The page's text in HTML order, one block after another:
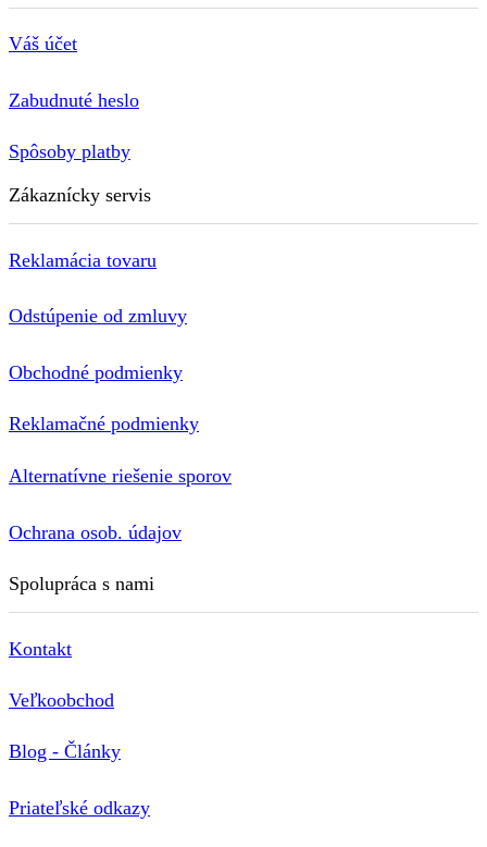
Váš účet
Zabudnuté heslo
Spôsoby platby
Zákaznícky servis
Reklamácia tovaru
Odstúpenie od zmluvy
Obchodné podmienky
Reklamačné podmienky
Alternatívne riešenie sporov
Ochrana osob. údajov
Spolupráca s nami
Kontakt
Veľkoobchod
Blog - Články
Priateľské odkazy